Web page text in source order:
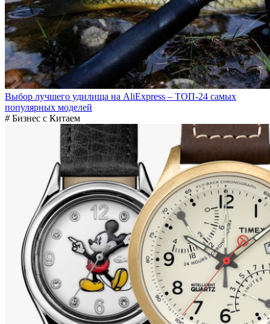
Выбор лучшего удилища на AliExpress – ТОП-24 самых
популярных моделей
# Бизнес с Китаем